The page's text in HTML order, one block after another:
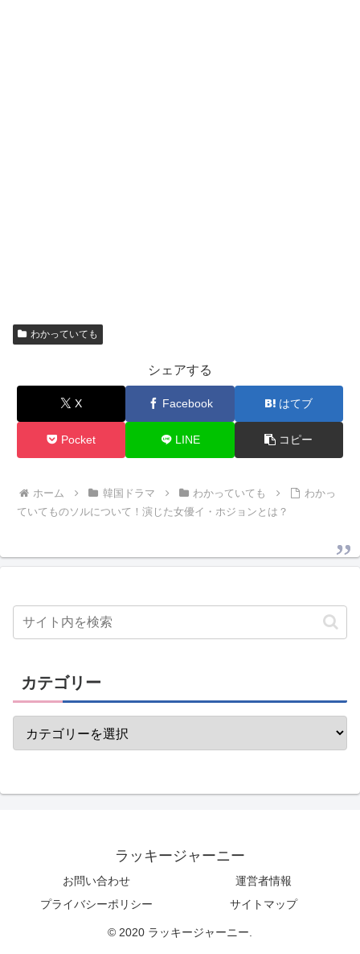
わかっていても
シェアする
X Facebook はてブ
Pocket LINE コピー
ホーム 韓国ドラマ わかっていても
わかっ
ていてものソルについて！演じた女優イ・ホジョンとは？
カテゴリー
ラッキージャーニー
お問い合わせ
運営者情報
プライバシーポリシー
サイトマップ
© 2020 ラッキージャーニー.